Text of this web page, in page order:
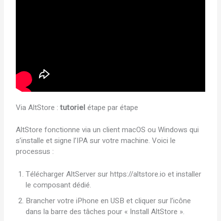
Via AltStore :tutorielétape par étape
AltStore fonctionne via un client macOS ou Windows qui
s’installe et signe l’IPA sur votre machine. Voici le
processus :
Télécharger AltServer sur https://altstore.io et installer
le composant dédié.
Brancher votre iPhone en USB et cliquer sur l’icône
dans la barre des tâches pour « Install AltStore ».